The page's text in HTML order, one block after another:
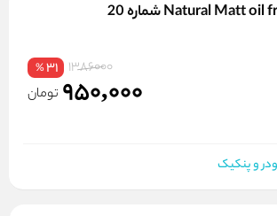
1386000
31
%
950,000 تومان
و پنکیک